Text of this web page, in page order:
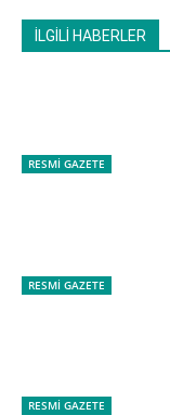
İLGİLİ HABERLER
RESMİ GAZETE
RESMİ GAZETE
RESMİ GAZETE